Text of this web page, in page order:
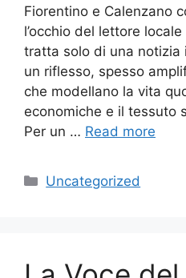
Fiorentino e Calenzano
l’occhio del lettore
tratta solo di una notizia
un riflesso, spesso
che modellano la vita
economiche e il tessuto
Per un … Read more
Categories
Uncategorized